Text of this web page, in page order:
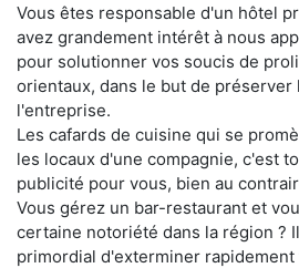
Vous êtes responsable d'un hôtel
avez grandement intérêt à nous
pour solutionner vos soucis de
orientaux, dans le but de préserver
l'entreprise.
Les cafards de cuisine qui se
les locaux d'une compagnie, c'est
publicité pour vous, bien au
Vous gérez un bar-restaurant et
certaine notoriété dans la région ?
primordial d'exterminer rapidement